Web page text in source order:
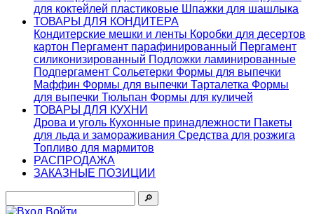
для коктейлей пластиковые Шпажки для шашлыка
ТОВАРЫ ДЛЯ КОНДИТЕРА
Кондитерские мешки и ленты Коробки для десертов
картон Пергамент парафинированный Пергамент
силиконизированный Подложки ламинированные
Подпергамент Сольетерки Формы для выпечки
Маффин Формы для выпечки Тарталетка Формы
для выпечки Тюльпан Формы для куличей
ТОВАРЫ ДЛЯ КУХНИ
Дрова и уголь Кухонные принадлежности Пакеты
для льда и замораживания Средства для розжига
Топливо для мармитов
РАСПРОДАЖА
ЗАКАЗНЫЕ ПОЗИЦИИ
🔎︎
Войти